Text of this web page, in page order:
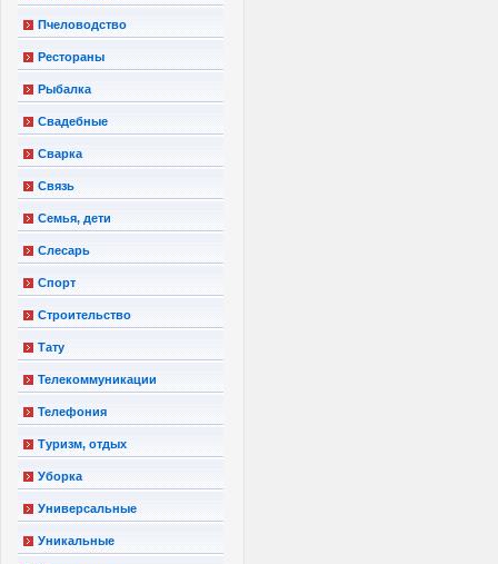
Пчеловодство
Рестораны
Рыбалка
Свадебные
Сварка
Связь
Семья, дети
Слесарь
Спорт
Строительство
Тату
Телекоммуникации
Телефония
Туризм, отдых
Уборка
Универсальные
Уникальные